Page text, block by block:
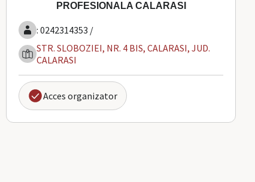
PROFESIONALA CALARASI
: 0242314353 /
STR. SLOBOZIEI, NR. 4 BIS, CALARASI, JUD.
CALARASI
Acces organizator